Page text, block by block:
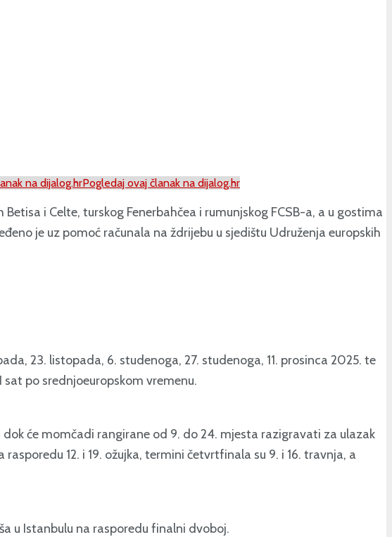
na dijalog.hrPogledaj ovaj članak na dijalog.hr
i Celte, turskog Fenerbahčea i rumunjskog FCSB-a, a u gostima
je uz pomoć računala na ždrijebu u sjedištu Udruženja europskih
23. listopada, 6. studenoga, 27. studenoga, 11. prosinca 2025. te
sat po srednjoeuropskom vremenu.
će momčadi rangirane od 9. do 24. mjesta razigravati za ulazak
12. i 19. ožujka, termini četvrtfinala su 9. i 16. travnja, a
u Istanbulu na rasporedu finalni dvoboj.